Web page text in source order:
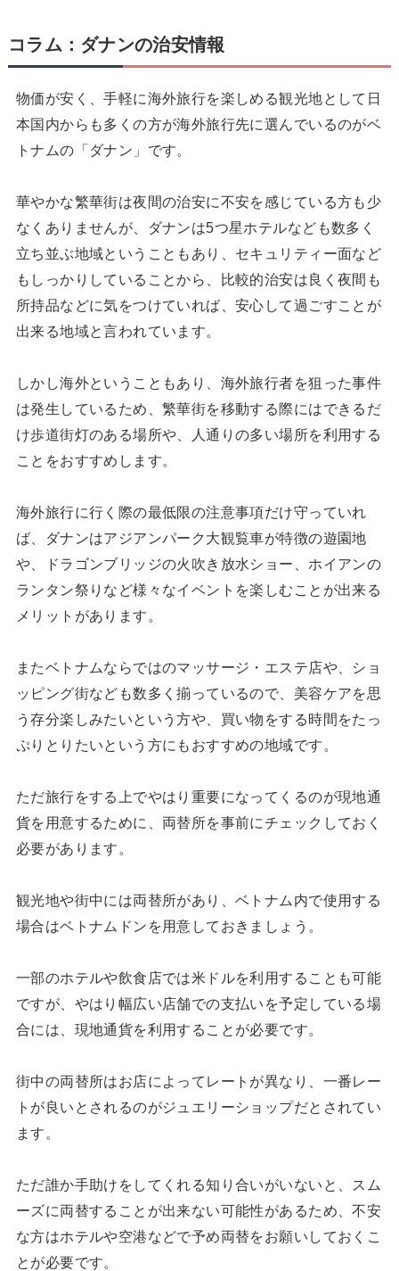
コラム：ダナンの治安情報
物価が安く、手軽に海外旅行を楽しめる観光地として日
本国内からも多くの方が海外旅行先に選んでいるのがベ
トナムの「ダナン」です。
華やかな繁華街は夜間の治安に不安を感じている方も少
なくありませんが、ダナンは5つ星ホテルなども数多く
立ち並ぶ地域ということもあり、セキュリティー面など
もしっかりしていることから、比較的治安は良く夜間も
所持品などに気をつけていれば、安心して過ごすことが
出来る地域と言われています。
しかし海外ということもあり、海外旅行者を狙った事件
は発生しているため、繁華街を移動する際にはできるだ
け歩道街灯のある場所や、人通りの多い場所を利用する
ことをおすすめします。
海外旅行に行く際の最低限の注意事項だけ守っていれ
ば、ダナンはアジアンパーク大観覧車が特徴の遊園地
や、ドラゴンブリッジの火吹き放水ショー、ホイアンの
ランタン祭りなど様々なイベントを楽しむことが出来る
メリットがあります。
またベトナムならではのマッサージ・エステ店や、ショ
ッピング街なども数多く揃っているので、美容ケアを思
う存分楽しみたいという方や、買い物をする時間をたっ
ぷりとりたいという方にもおすすめの地域です。
ただ旅行をする上でやはり重要になってくるのが現地通
貨を用意するために、両替所を事前にチェックしておく
必要があります。
観光地や街中には両替所があり、ベトナム内で使用する
場合はベトナムドンを用意しておきましょう。
一部のホテルや飲食店では米ドルを利用することも可能
ですが、やはり幅広い店舗での支払いを予定している場
合には、現地通貨を利用することが必要です。
街中の両替所はお店によってレートが異なり、一番レー
トが良いとされるのがジュエリーショップだとされてい
ます。
ただ誰か手助けをしてくれる知り合いがいないと、スム
ーズに両替することが出来ない可能性があるため、不安
な方はホテルや空港などで予め両替をお願いしておくこ
とが必要です。